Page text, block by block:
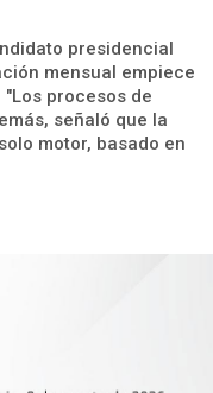
presidencial
mensual empiece
procesos de
señaló que la
motor, basado en